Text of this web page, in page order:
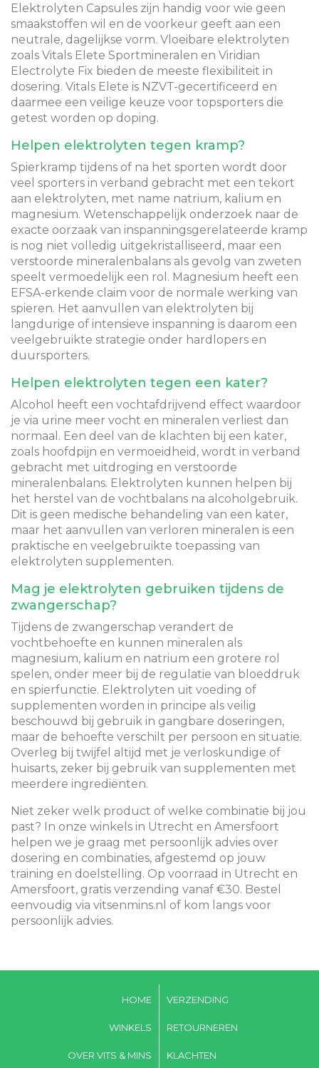
Elektrolyten Capsules zijn handig voor wie geen
smaakstoffen wil en de voorkeur geeft aan een
neutrale, dagelijkse vorm. Vloeibare elektrolyten
zoals Vitals Elete Sportmineralen en Viridian
Electrolyte Fix bieden de meeste flexibiliteit in
dosering. Vitals Elete is NZVT-gecertificeerd en
daarmee een veilige keuze voor topsporters die
getest worden op doping.
Helpen elektrolyten tegen kramp?
Spierkramp tijdens of na het sporten wordt door
veel sporters in verband gebracht met een tekort
aan elektrolyten, met name natrium, kalium en
magnesium. Wetenschappelijk onderzoek naar de
exacte oorzaak van inspanningsgerelateerde kramp
is nog niet volledig uitgekristalliseerd, maar een
verstoorde mineralenbalans als gevolg van zweten
speelt vermoedelijk een rol. Magnesium heeft een
EFSA-erkende claim voor de normale werking van
spieren. Het aanvullen van elektrolyten bij
langdurige of intensieve inspanning is daarom een
veelgebruikte strategie onder hardlopers en
duursporters.
Helpen elektrolyten tegen een kater?
Alcohol heeft een vochtafdrijvend effect waardoor
je via urine meer vocht en mineralen verliest dan
normaal. Een deel van de klachten bij een kater,
zoals hoofdpijn en vermoeidheid, wordt in verband
gebracht met uitdroging en verstoorde
mineralenbalans. Elektrolyten kunnen helpen bij
het herstel van de vochtbalans na alcoholgebruik.
Dit is geen medische behandeling van een kater,
maar het aanvullen van verloren mineralen is een
praktische en veelgebruikte toepassing van
elektrolyten supplementen.
Mag je elektrolyten gebruiken tijdens de
zwangerschap?
Tijdens de zwangerschap verandert de
vochtbehoefte en kunnen mineralen als
magnesium, kalium en natrium een grotere rol
spelen, onder meer bij de regulatie van bloeddruk
en spierfunctie. Elektrolyten uit voeding of
supplementen worden in principe als veilig
beschouwd bij gebruik in gangbare doseringen,
maar de behoefte verschilt per persoon en situatie.
Overleg bij twijfel altijd met je verloskundige of
huisarts, zeker bij gebruik van supplementen met
meerdere ingrediënten.
Niet zeker welk product of welke combinatie bij jou
past? In onze winkels in Utrecht en Amersfoort
helpen we je graag met persoonlijk advies over
dosering en combinaties, afgestemd op jouw
training en doelstelling. Op voorraad in Utrecht en
Amersfoort, gratis verzending vanaf €30. Bestel
eenvoudig via vitsenmins.nl of kom langs voor
persoonlijk advies.
HOME
WINKELS
OVER VITS & MINS
VERZENDING
RETOURNEREN
KLACHTEN